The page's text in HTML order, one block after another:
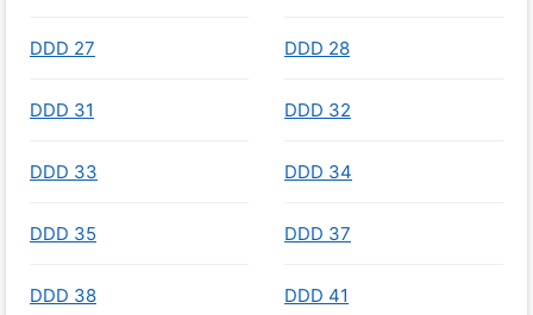
DDD 27 DDD 28
DDD 31 DDD 32
DDD 33 DDD 34
DDD 35 DDD 37
DDD 38 DDD 41